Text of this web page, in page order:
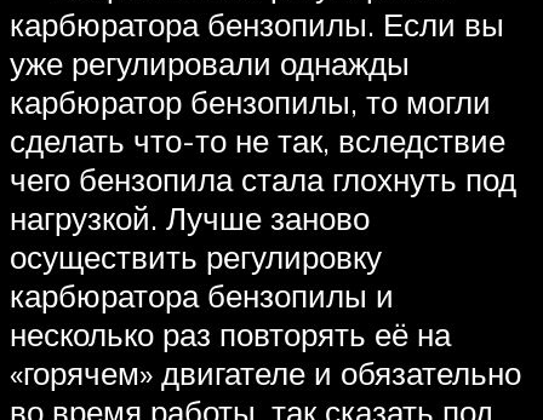
карбюратора бензопилы. Если вы
уже регулировали однажды
карбюратор бензопилы, то могли
сделать что-то не так, вследствие
чего бензопила стала глохнуть под
нагрузкой. Лучше заново
осуществить регулировку
карбюратора бензопилы и
несколько раз повторять её на
«горячем» двигателе и обязательно
во время работы, так сказать под